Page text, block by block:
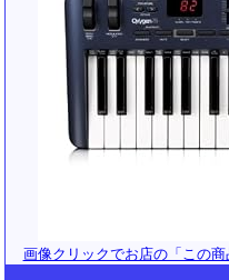
画像クリックでお店の「この